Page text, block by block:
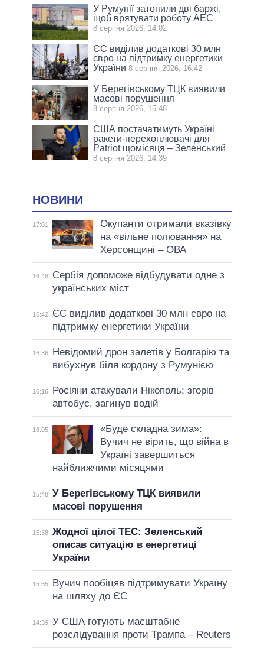
У Румунії затопили дві баржі,
щоб врятувати роботу АЕС
8 серпня 2026, 14:02
ЄС виділив додаткові 30 млн
євро на підтримку енергетики
України 8 серпня 2026, 16:42
У Берегівському ТЦК виявили
масові порушення
8 серпня 2026, 15:48
США постачатимуть Україні
ракети-перехоплювачі для
Patriot щомісяця – Зеленський
8 серпня 2026, 14:39
НОВИНИ
17:01
Окупанти отримали вказівку
на «вільне полювання» на
Херсонщині – ОВА
16:48
Сербія допоможе відбудувати одне з
українських міст
16:42
ЄС виділив додаткові 30 млн євро на
підтримку енергетики України
16:36
Невідомий дрон залетів у Болгарію та
вибухнув біля кордону з Румунією
16:16
Росіяни атакували Нікополь: згорів
автобус, загинув водій
16:05
«Буде складна зима»:
Вучич не вірить, що війна в
Україні завершиться
найближчими місяцями
15:48 У Берегівському ТЦК виявили
масові порушення
15:38 Жодної цілої ТЕС: Зеленський
описав ситуацію в енергетиці
України
15:35
Вучич пообіцяв підтримувати Україну
на шляху до ЄС
14:39 У США готують масштабне
розслідування проти Трампа – Reuters